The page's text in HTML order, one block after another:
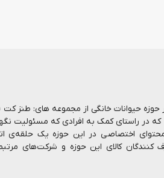
قدرتمند و فعال با بیش از 7 سال در حوزه حیوانات خانگی از مجموعه
در راستای کمک به افرادی که مسئولیت
محتوای اختصاصی در این حوزه یک حلقه‌ی
کنندگان کالای این حوزه و شرکت‌های
خرید اینترنتی انواع غذا و ملزومات